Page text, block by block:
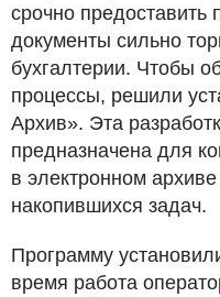
срочно предоставить
документы сильно
бухгалтерии. Чтобы
процессы, решили
Архив». Эта
предназначена для
в электронном
накопившихся задач.
Программу
время работа